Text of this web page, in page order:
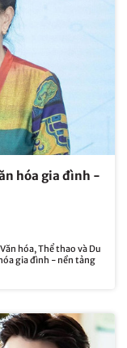
hóa gia đình -
hóa, Thể thao và Du
gia đình - nền tảng